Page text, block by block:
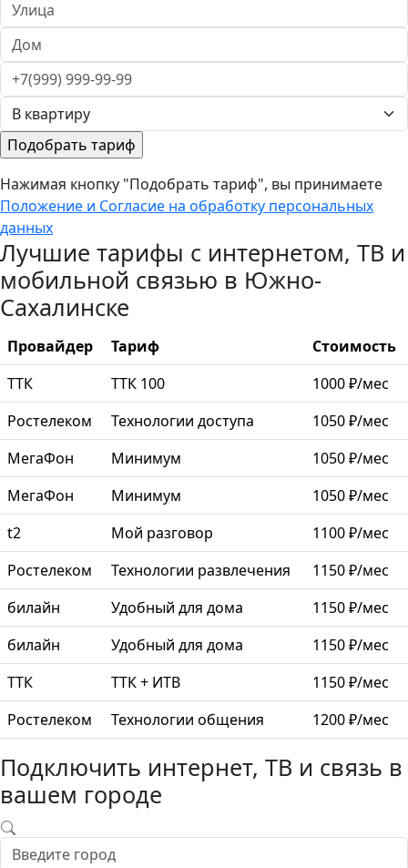
Нажимая кнопку "Подобрать тариф", вы принимаете
Положение и Согласие на обработку персональных
данных
Лучшие тарифы с интернетом, ТВ и
мобильной связью в Южно-
Сахалинске
Провайдер Тариф
Стоимость
ТТК
ТТК 100
1000 ₽/мес
Ростелеком
Технологии доступа
1050 ₽/мес
МегаФон
Минимум
1050 ₽/мес
МегаФон
Минимум
1050 ₽/мес
t2
Мой разговор
1100 ₽/мес
Ростелеком
Технологии развлечения
1150 ₽/мес
билайн
Удобный для дома
1150 ₽/мес
билайн
Удобный для дома
1150 ₽/мес
ТТК
ТТК + ИТВ
1150 ₽/мес
Ростелеком
Технологии общения 1200 ₽/мес
Подключить интернет, ТВ и связь в
вашем городе